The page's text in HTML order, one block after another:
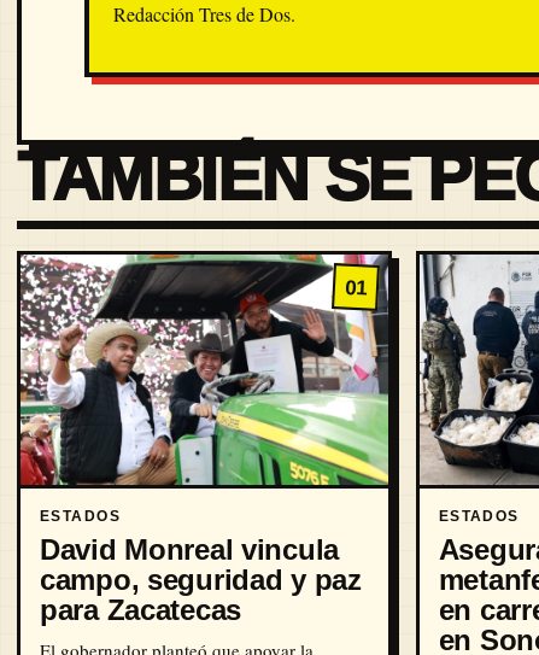
Redacción Tres de Dos.
TAMBIÉN SE
01
ESTADOS
David Monreal vincula
campo, seguridad y paz
para Zacatecas
El gobernador planteó que apoyar la
ESTADOS
en
en